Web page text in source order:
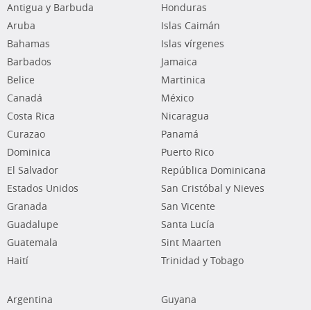
Antigua y Barbuda
Aruba
Bahamas
Barbados
Belice
Canadá
Costa Rica
Curazao
Dominica
El Salvador
Estados Unidos
Granada
Guadalupe
Guatemala
Haití
Honduras
Islas Caimán
Islas vírgenes
Jamaica
Martinica
México
Nicaragua
Panamá
Puerto Rico
República Dominicana
San Cristóbal y Nieves
San Vicente
Santa Lucía
Sint Maarten
Trinidad y Tobago
Argentina
Guyana